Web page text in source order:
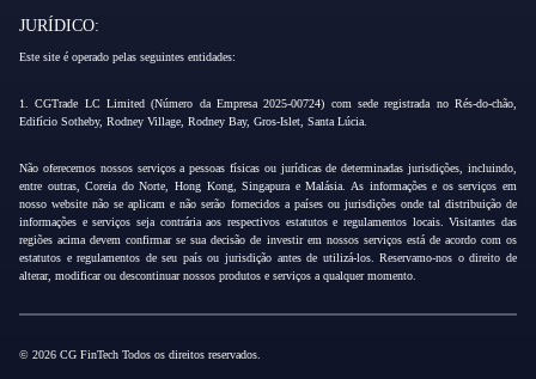
JURÍDICO:
Este site é operado pelas seguintes entidades:
1. CGTrade LC Limited (Número da Empresa 2025-00724) com sede registrada no Rés-do-chão,
Edifício Sotheby, Rodney Village, Rodney Bay, Gros-Islet, Santa Lúcia.
Não oferecemos nossos serviços a pessoas físicas ou jurídicas de determinadas jurisdições, incluindo,
entre outras, Coreia do Norte, Hong Kong, Singapura e Malásia. As informações e os serviços em
nosso website não se aplicam e não serão fornecidos a países ou jurisdições onde tal distribuição de
informações e serviços seja contrária aos respectivos estatutos e regulamentos locais. Visitantes das
regiões acima devem confirmar se sua decisão de investir em nossos serviços está de acordo com os
estatutos e regulamentos de seu país ou jurisdição antes de utilizá-los. Reservamo-nos o direito de
alterar, modificar ou descontinuar nossos produtos e serviços a qualquer momento.
© 2026 CG FinTech Todos os direitos reservados.